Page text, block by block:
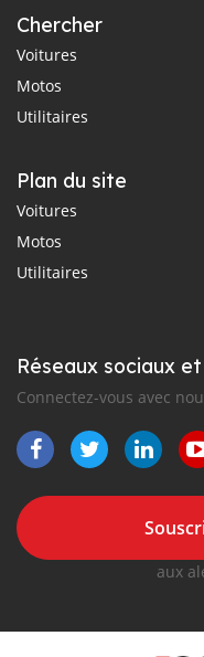
Chercher
Voitures
Motos
Utilitaires
Plan du site
Voitures
Motos
Utilitaires
Réseaux sociaux
Connectez-vous avec
aux